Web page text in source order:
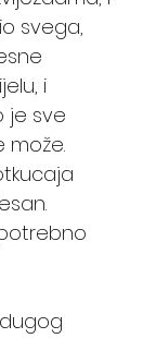
svega,
i
je sve
može.